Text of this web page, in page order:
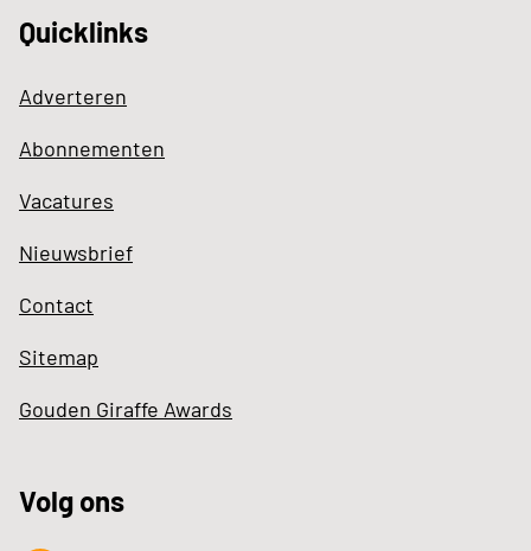
Quicklinks
Adverteren
Abonnementen
Vacatures
Nieuwsbrief
Contact
Sitemap
Gouden Giraffe Awards
Volg ons